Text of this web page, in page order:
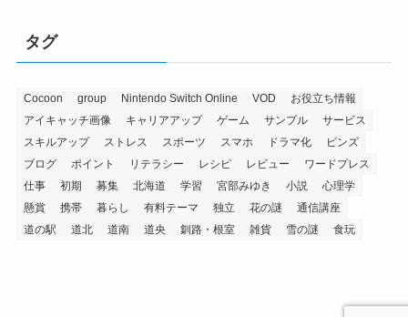
タグ
Cocoon group Nintendo Switch Online VOD
お役立ち情報
アイキャッチ画像
キャリアアップ ゲーム サンプル
サービス
スキルアップ
ストレス スポーツ スマホ ドラマ化
ピンズ
ブログ
ポイント リテラシー レシピ レビュー
ワードプレス
仕事
初期 募集 北海道 学習 宮部みゆき 小説
心理学
懸賞
携帯 暮らし 有料テーマ 独立 花の謎
通信講座
道の駅
道北 道南 道央 釧路・根室 雑貨 雪の謎 食玩